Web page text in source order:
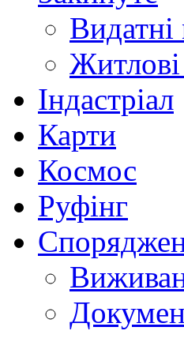
Видатні
Індастріал
Карти
Космос
Руфінг